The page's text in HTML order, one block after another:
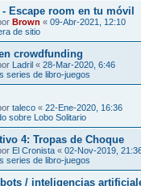
- Escape room en tu móvil
Brown « 09-Abr-2021, 12:10
de sitio
crowdfunding
Ladril « 28-Mar-2020, 6:46
series de libro-juegos
taleco « 22-Ene-2020, 16:36
sobre Lobo Solitario
4: Tropas de Choque
El Cronista « 02-Nov-2019,
series de libro-juegos
/ inteligencias